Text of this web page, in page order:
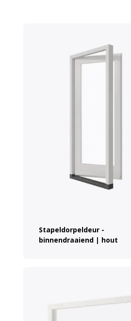
Stapeldorpeldeur -
binnendraaiend | hout